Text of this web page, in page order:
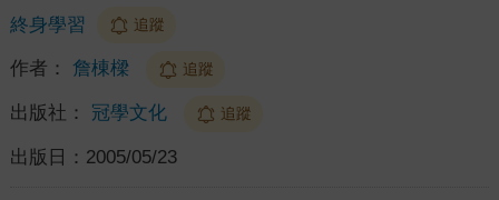
終身學習
追蹤
作者： 詹棟樑 追蹤
出版社： 冠學文化 追蹤
出版日： 2005/05/23